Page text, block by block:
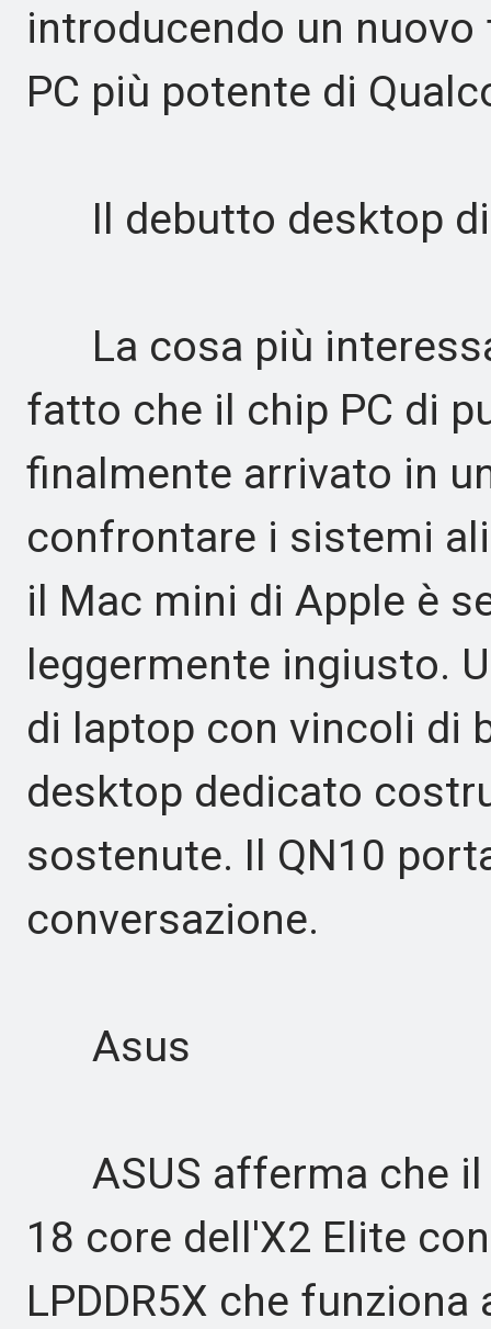
introducendo un
PC più potente di
Il debutto desktop di
La cosa più
fatto che il chip PC di
finalmente arrivato in
confrontare i sistemi
il Mac mini di Apple è
leggermente ingiusto.
di laptop con vincoli di
desktop dedicato
sostenute. Il QN10
conversazione.
Asus
ASUS afferma che il
18 core dell'X2 Elite
LPDDR5X che